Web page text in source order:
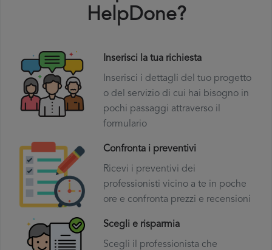
HelpDone?
Inserisci la tua richiesta
Inserisci i dettagli del tuo progetto
o del servizio di cui hai bisogno in
pochi passaggi attraverso il
formulario
Confronta i preventivi
Ricevi i preventivi dei
professionisti vicino a te in poche
ore e confronta prezzi e recensioni
Scegli e risparmia
Scegli il professionista che